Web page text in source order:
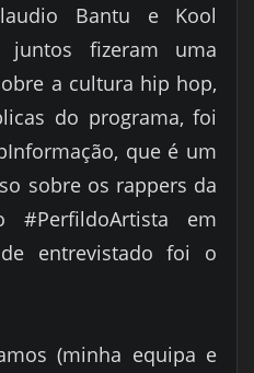
Bantu e Kool
juntos fizeram uma
a cultura hip hop,
do programa, foi
que é um
sobre os rappers da
#PerfildoArtista em
entrevistado foi o
(minha equipa e